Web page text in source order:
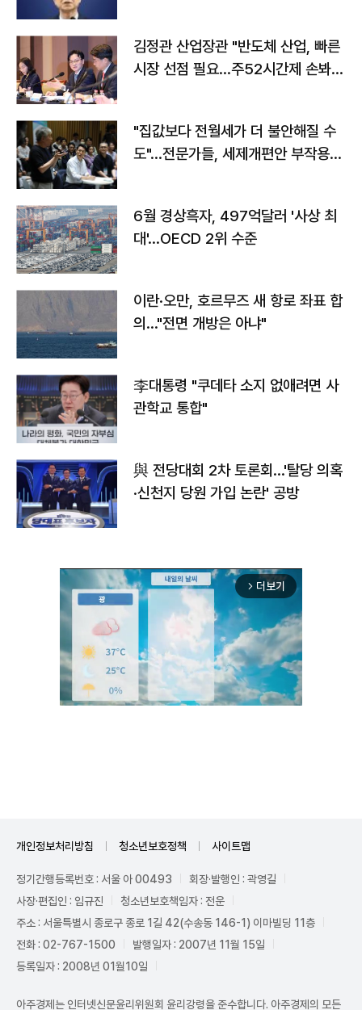
김정관 산업장관 "반도체 산업, 빠른
시장 선점 필요…주52시간제 손봐
"집값보다 전월세가 더 불안해질 수
도"…전문가들, 세제개편안 부작용
6월 경상흑자, 497억달러 '사상 최
대'…OECD 2위 수준
이란·오만, 호르무즈 새 항로 좌표 합
의…"전면 개방은 아냐"
李대통령 "쿠데타 소지 없애려면 사
관학교 통합"
與 전당대회 2차 토론회…'탈당 의혹
·신천지 당원 가입 논란' 공방
arrow_forward_ios 더보기
개인정보처리방침 청소년보호정책 사이트맵
정기간행등록번호 : 서울 아 00493
회장·발행인 : 곽영길
사장·편집인 : 임규진
청소년보호책임자 : 전운
주소 : 서울특별시 종로구 종로 1길 42(수송동 146-1) 이마빌딩 11층
전화 : 02-767-1500
발행일자 : 2007년 11월 15일
등록일자 : 2008년 01월10일
아주경제는 인터넷신문윤리위원회 윤리강령을 준수합니다. 아주경제의 모든